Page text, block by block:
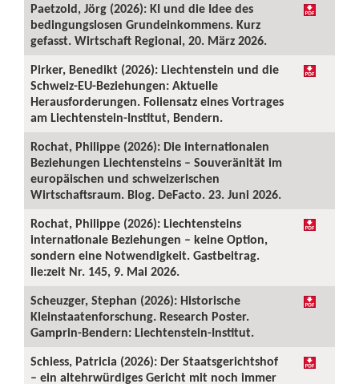
Paetzold, Jörg (2026): KI und die Idee des
bedingungslosen Grundeinkommens. Kurz
gefasst. Wirtschaft Regional, 20. März 2026.
Pirker, Benedikt (2026): Liechtenstein und die
Schweiz-EU-Beziehungen: Aktuelle
Herausforderungen. Foliensatz eines Vortrages
am Liechtenstein-Institut, Bendern.
Rochat, Philippe (2026): Die internationalen
Beziehungen Liechtensteins – Souveränität im
europäischen und schweizerischen
Wirtschaftsraum. Blog. DeFacto. 23. Juni 2026.
Rochat, Philippe (2026): Liechtensteins
internationale Beziehungen – keine Option,
sondern eine Notwendigkeit. Gastbeitrag.
lie:zeit Nr. 145, 9. Mai 2026.
Scheuzger, Stephan (2026): Historische
Kleinstaatenforschung. Research Poster.
Gamprin-Bendern: Liechtenstein-Institut.
Schiess, Patricia (2026): Der Staatsgerichtshof
– ein altehrwürdiges Gericht mit noch immer